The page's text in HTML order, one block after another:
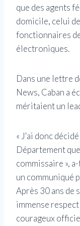
que des agents
domicile, celui
fonctionnaires
électroniques.
Dans une lettre
News, Caban a
méritaient un
« J'ai donc
Département
commissaire »,
un communiqué
Après 30 ans de
immense
courageux